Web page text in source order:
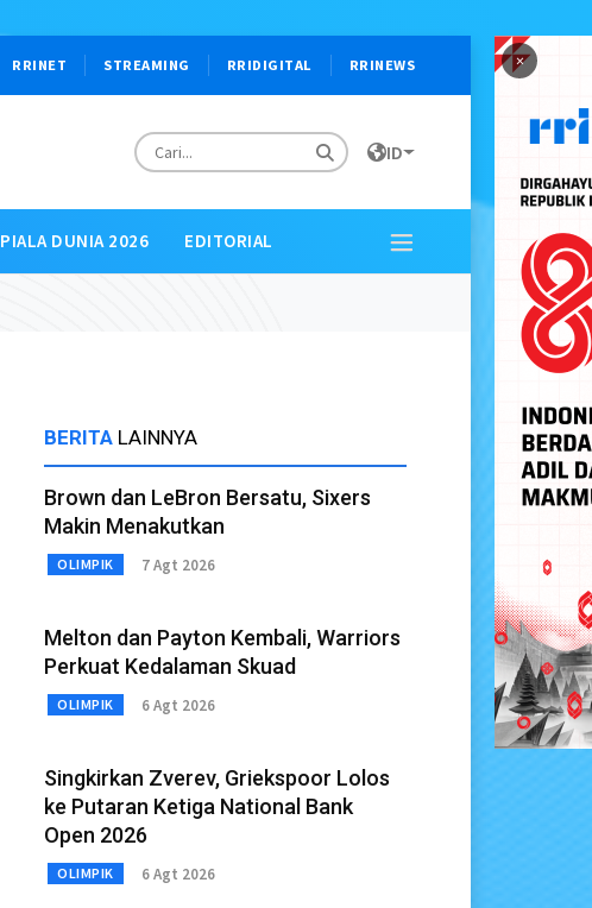
×
RRINET STREAMING RRIDIGITAL RRINEWS
ID
PIALA DUNIA 2026 EDITORIAL
BERITA LAINNYA
Brown dan LeBron Bersatu, Sixers
Makin Menakutkan
OLIMPIK 7 Agt 2026
Melton dan Payton Kembali, Warriors
Perkuat Kedalaman Skuad
OLIMPIK 6 Agt 2026
Singkirkan Zverev, Griekspoor Lolos
ke Putaran Ketiga National Bank
Open 2026
OLIMPIK 6 Agt 2026